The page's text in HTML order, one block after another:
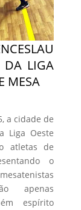
DA LIGA
MESA
a cidade de
Liga Oeste
atletas de
o
apenas
espírito